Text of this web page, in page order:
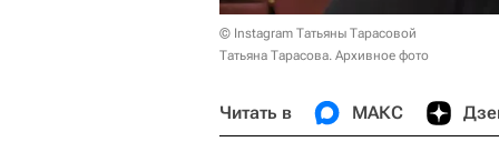
© Instagram Татьяны Тарасовой
Татьяна Тарасова. Архивное фото
Читать в МАКС